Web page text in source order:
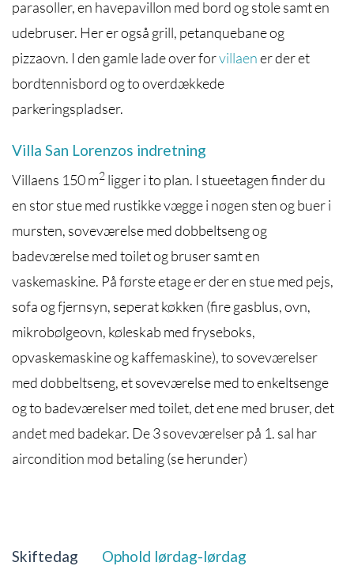
parasoller, en havepavillon med bord og stole samt en
udebruser. Her er også grill, petanquebane og
pizzaovn. I den gamle lade over forvillaener der et
bordtennisbord og to overdækkede
parkeringspladser.
Villa San Lorenzos indretning
Villaens 150 m2 ligger i to plan. I stueetagen finder du
en stor stue med rustikke vægge i nøgen sten og buer i
mursten, soveværelse med dobbeltseng og
badeværelse med toilet og bruser samt en
vaskemaskine. På første etage er der en stue med pejs,
sofa og fjernsyn, seperat køkken (fire gasblus, ovn,
mikrobølgeovn, køleskab med fryseboks,
opvaskemaskine og kaffemaskine), to soveværelser
med dobbeltseng, et soveværelse med to enkeltsenge
og to badeværelser med toilet, det ene med bruser, det
andet med badekar. De 3 soveværelser på 1. sal har
aircondition mod betaling (se herunder)
Skiftedag Ophold lørdag-lørdag